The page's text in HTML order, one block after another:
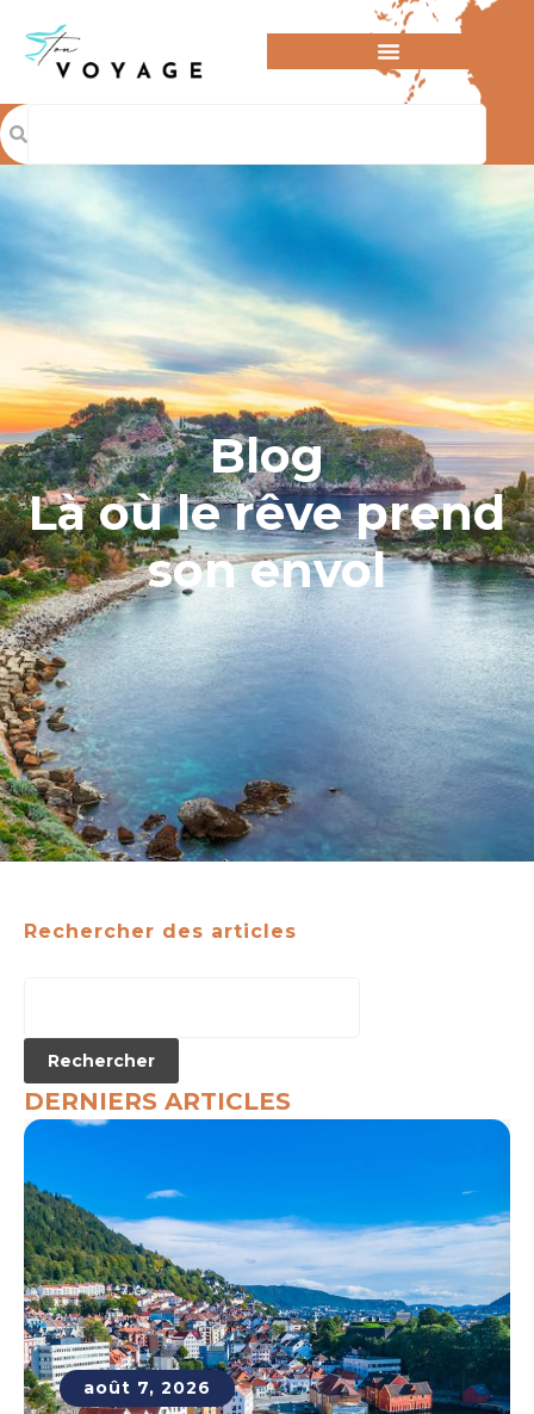
Blog
Là où le rêve prend
son envol
Rechercher des articles
DERNIERS ARTICLES
août 7, 2026